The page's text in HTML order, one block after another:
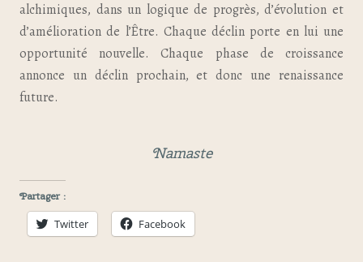
alchimiques, dans un logique de progrès, d’évolution et
d’amélioration de l’Être. Chaque déclin porte en lui une
opportunité nouvelle. Chaque phase de croissance
annonce un déclin prochain, et donc une renaissance
future.
Namaste
Partager :
Twitter Facebook